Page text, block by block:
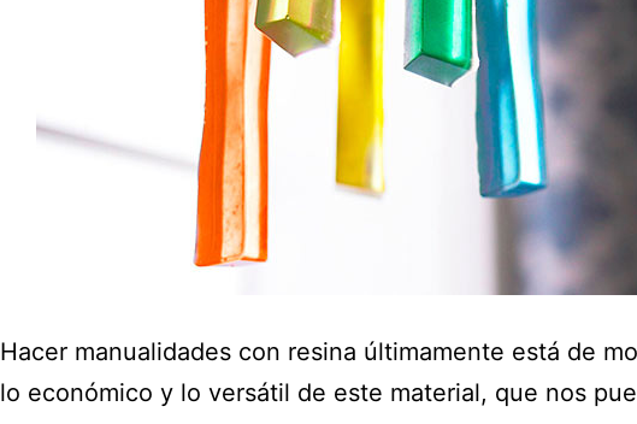
Hacer manualidades con resina últimamente está de
lo económico y lo versátil de este material, que nos